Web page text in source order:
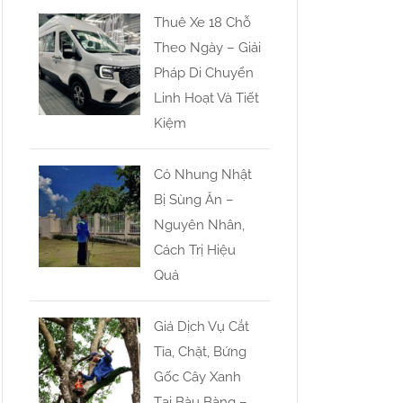
Thuê Xe 18 Chỗ
Theo Ngày – Giải
Pháp Di Chuyển
Linh Hoạt Và Tiết
Kiệm
Cỏ Nhung Nhật
Bị Sùng Ăn –
Nguyên Nhân,
Cách Trị Hiệu
Quả
Giá Dịch Vụ Cắt
Tỉa, Chặt, Bứng
Gốc Cây Xanh